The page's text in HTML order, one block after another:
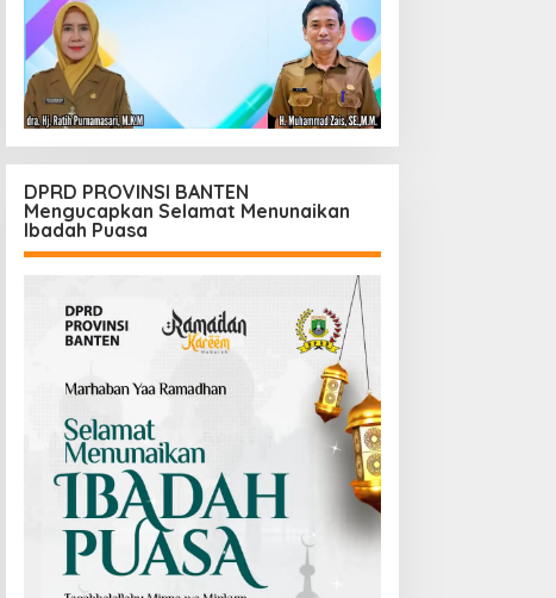
DPRD PROVINSI BANTEN
Mengucapkan Selamat Menunaikan
Ibadah Puasa